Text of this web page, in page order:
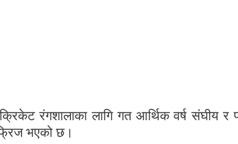
क्रिकेट रंगशालाका लागि गत आर्थिक वर्ष संघीय र
भएको छ।